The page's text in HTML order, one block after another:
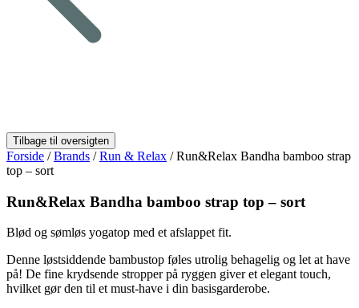
Forside /Brands /Run & Relax / Run&Relax Bandha bamboo strap
top – sort
Run&Relax Bandha bamboo strap top – sort
Blød og sømløs yogatop med et afslappet fit.
Denne løstsiddende bambustop føles utrolig behagelig og let at have
på! De fine krydsende stropper på ryggen giver et elegant touch,
hvilket gør den til et must-have i din basisgarderobe.